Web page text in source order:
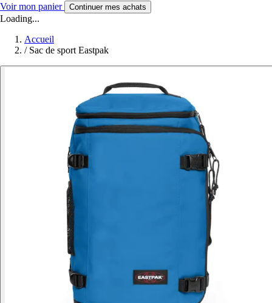
Voir mon panier Continuer mes achats
Loading...
Accueil
/ Sac de sport Eastpak